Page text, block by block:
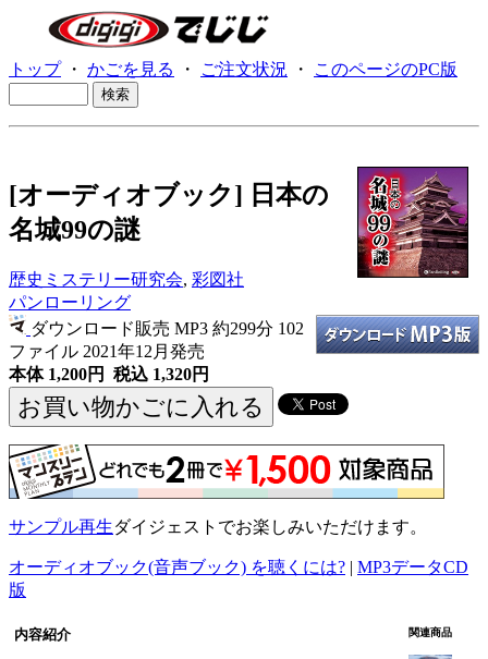
トップ・ かごを見る ・ ご注文状況 ・ このページのPC版
[オーディオブック] 日本の
名城99の謎
歴史ミステリー研究会, 彩図社
パンローリング
ダウンロード販売 MP3 約299分 102
ファイル 2021年12月発売
本体 1,200円 税込 1,320円
サンプル再生ダイジェストでお楽しみいただけます。
オーディオブック(音声ブック) を聴くには? | MP3データCD
版
内容紹介 関連商品